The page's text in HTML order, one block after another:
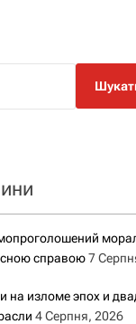
справою7
на изломе эпох и
4 Серпня, 2026